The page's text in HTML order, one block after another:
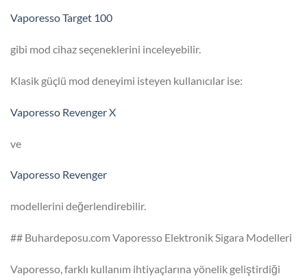
Vaporesso Target 100
gibi mod cihaz seçeneklerini inceleyebilir.
Klasik güçlü mod deneyimi isteyen kullanıcılar ise:
Vaporesso Revenger X
ve
Vaporesso Revenger
modellerini değerlendirebilir.
## Buhardeposu.com Vaporesso Elektronik Sigara Modelleri
Vaporesso, farklı kullanım ihtiyaçlarına yönelik geliştirdiği